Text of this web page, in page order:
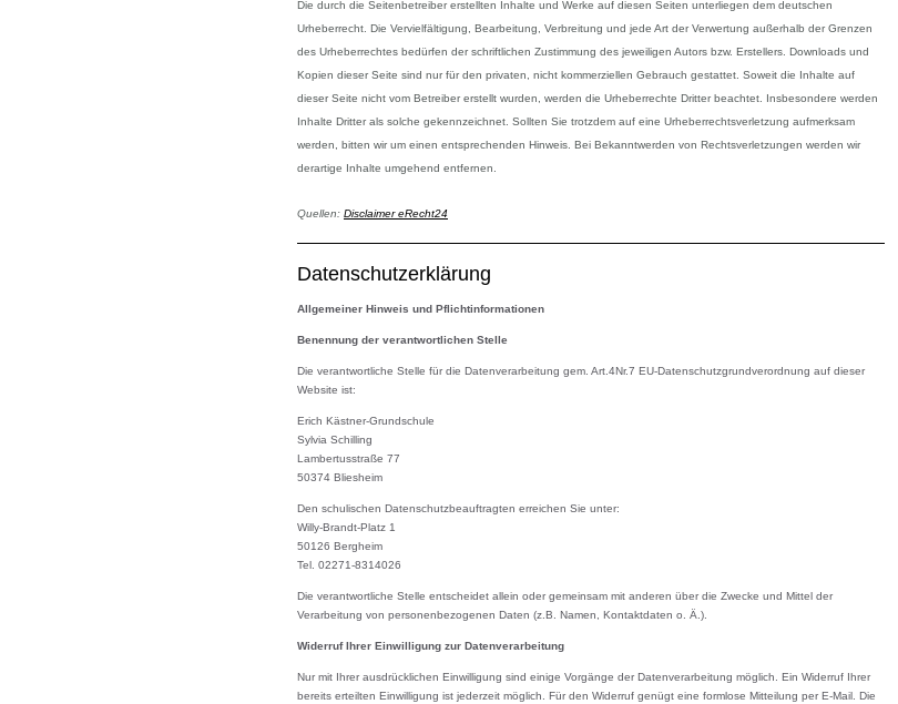
Die durch die Seitenbetreiber erstellten Inhalte und Werke auf diesen Seiten unterliegen dem deutschen
Urheberrecht. Die Vervielfältigung, Bearbeitung, Verbreitung und jede Art der Verwertung außerhalb der Grenzen
des Urheberrechtes bedürfen der schriftlichen Zustimmung des jeweiligen Autors bzw. Erstellers. Downloads und
Kopien dieser Seite sind nur für den privaten, nicht kommerziellen Gebrauch gestattet. Soweit die Inhalte auf
dieser Seite nicht vom Betreiber erstellt wurden, werden die Urheberrechte Dritter beachtet. Insbesondere werden
Inhalte Dritter als solche gekennzeichnet. Sollten Sie trotzdem auf eine Urheberrechtsverletzung aufmerksam
werden, bitten wir um einen entsprechenden Hinweis. Bei Bekanntwerden von Rechtsverletzungen werden wir
derartige Inhalte umgehend entfernen.
Quellen: Disclaimer eRecht24
Datenschutzerklärung
Allgemeiner Hinweis und Pflichtinformationen
Benennung der verantwortlichen Stelle
Die verantwortliche Stelle für die Datenverarbeitung gem. Art.4Nr.7 EU-Datenschutzgrundverordnung auf dieser
Website ist:
Erich Kästner-Grundschule
Sylvia Schilling
Lambertusstraße 77
50374 Bliesheim
Den schulischen Datenschutzbeauftragten erreichen Sie unter:
Willy-Brandt-Platz 1
50126 Bergheim
Tel. 02271-8314026
Die verantwortliche Stelle entscheidet allein oder gemeinsam mit anderen über die Zwecke und Mittel der
Verarbeitung von personenbezogenen Daten (z.B. Namen, Kontaktdaten o. Ä.).
Widerruf Ihrer Einwilligung zur Datenverarbeitung
Nur mit Ihrer ausdrücklichen Einwilligung sind einige Vorgänge der Datenverarbeitung möglich. Ein Widerruf Ihrer
bereits erteilten Einwilligung ist jederzeit möglich. Für den Widerruf genügt eine formlose Mitteilung per E-Mail. Die